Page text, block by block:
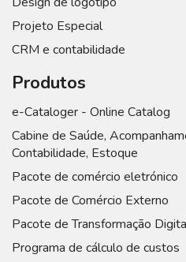
Projeto Especial
CRM e contabilidade
Produtos
e-Cataloger - Online Catalog
Cabine de Saúde,
Contabilidade, Estoque
Pacote de comércio eletrónico
Pacote de Comércio Externo
Pacote de Transformação
Programa de cálculo de custos